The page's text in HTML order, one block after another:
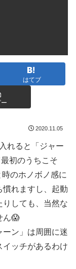
はてブ
2020.11.05
れると「ジャー
初のうちこそ
のホノボノ感に
れますし、起動
しても、当然な
ん😱
ン」は周囲に迷
ッチがあるわけ